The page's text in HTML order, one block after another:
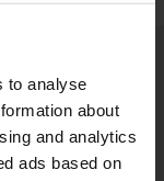
to analyse
about
and analytics
ads based on